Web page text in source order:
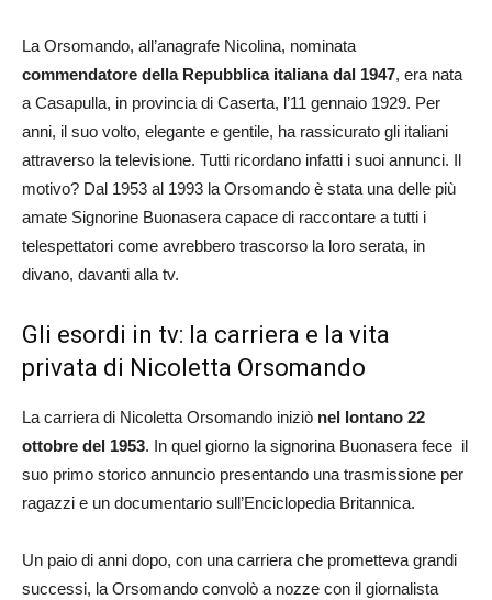
La Orsomando, all’anagrafe Nicolina, nominata
commendatore della Repubblica italiana dal 1947, era nata
a Casapulla, in provincia di Caserta, l’11 gennaio 1929. Per
anni, il suo volto, elegante e gentile, ha rassicurato gli italiani
attraverso la televisione. Tutti ricordano infatti i suoi annunci. Il
motivo? Dal 1953 al 1993 la Orsomando è stata una delle più
amate Signorine Buonasera capace di raccontare a tutti i
telespettatori come avrebbero trascorso la loro serata, in
divano, davanti alla tv.
Gli esordi in tv: la carriera e la vita
privata di Nicoletta Orsomando
La carriera di Nicoletta Orsomando iniziò nel lontano 22
ottobre del 1953. In quel giorno la signorina Buonasera fece il
suo primo storico annuncio presentando una trasmissione per
ragazzi e un documentario sull’Enciclopedia Britannica.
Un paio di anni dopo, con una carriera che prometteva grandi
successi, la Orsomando convolò a nozze con il giornalista